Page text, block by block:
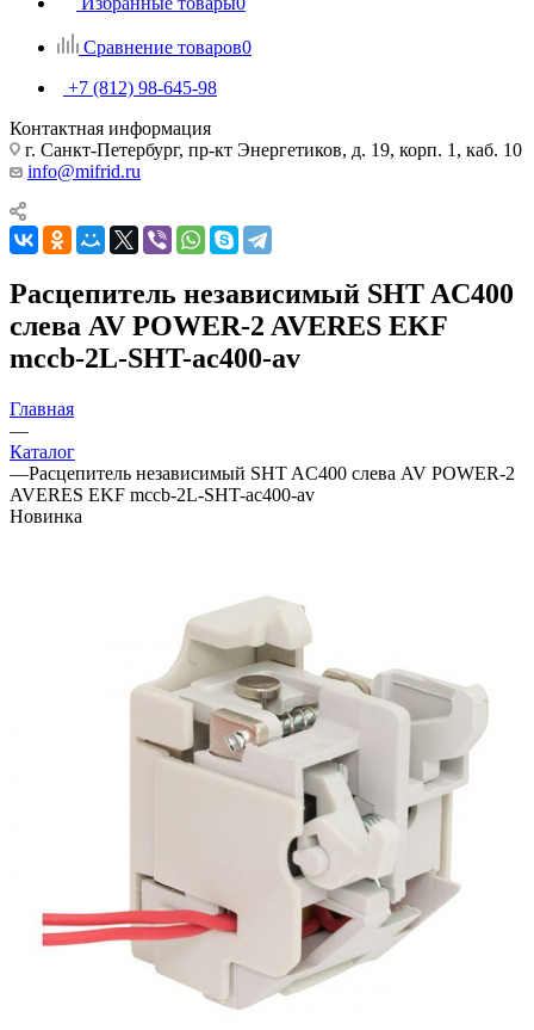
Сравнение товаров0
+7 (812) 98-645-98
Контактная информация
г. Санкт-Петербург, пр-кт Энергетиков, д. 19, корп. 1, каб. 10
info@mifrid.ru
Расцепитель независимый SHT AC400
слева AV POWER-2 AVERES EKF
mccb-2L-SHT-ac400-av
Главная
—
Каталог
—Расцепитель независимый SHT AC400 слева AV POWER-2
AVERES EKF mccb-2L-SHT-ac400-av
Новинка